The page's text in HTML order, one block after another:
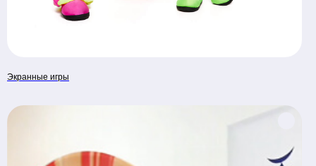
Экранные игры